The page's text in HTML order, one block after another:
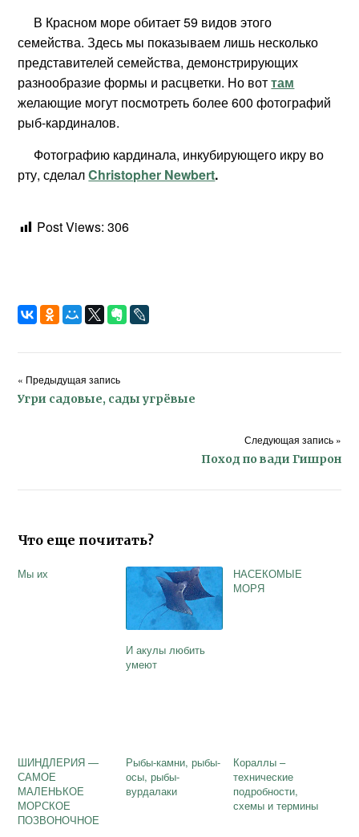
В Красном море обитает 59 видов этого
семейства. Здесь мы показываем лишь несколько
представителей семейства, демонстрирующих
разнообразие формы и расцветки. Но воттам
желающие могут посмотреть более 600 фотографий
рыб-кардиналов.
Фотографию кардинала, инкубирующего икру во
рту, сделалChristopher Newbert.
Post Views: 306
« Предыдущая запись
Угри садовые, сады угрёвые
Следующая запись »
Поход по вади Гишрон
Что еще почитать?
Мы их
И акулы любить
умеют
НАСЕКОМЫЕ
МОРЯ
ШИНДЛЕРИЯ —
САМОЕ
МАЛЕНЬКОЕ
МОРСКОЕ
ПОЗВОНОЧНОЕ
Рыбы-камни, рыбы-
осы, рыбы-
вурдалаки
Кораллы –
технические
подробности,
схемы и термины